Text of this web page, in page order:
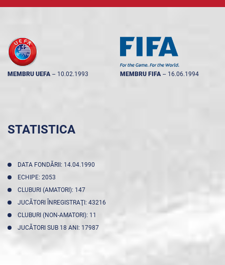
MEMBRU UEFA -- 10.02.1993 MEMBRU FIFA -- 16.06.1994
STATISTICA
DATA FONDĂRII: 14.04.1990
ECHIPE: 2053
CLUBURI (AMATORI): 147
JUCĂTORI ÎNREGISTRAŢI: 43216
CLUBURI (NON-AMATORI): 11
JUCĂTORI SUB 18 ANI: 17987